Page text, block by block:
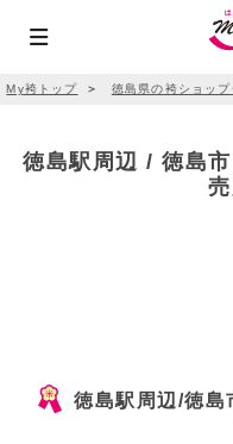
My袴トップ ＞ 徳島県の袴ショップ
徳島駅周辺 / 徳島
徳島駅周辺/徳島